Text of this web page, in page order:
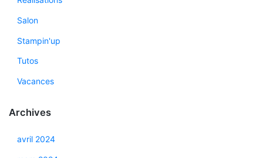
Salon
Stampin'up
Tutos
Vacances
Archives
avril 2024